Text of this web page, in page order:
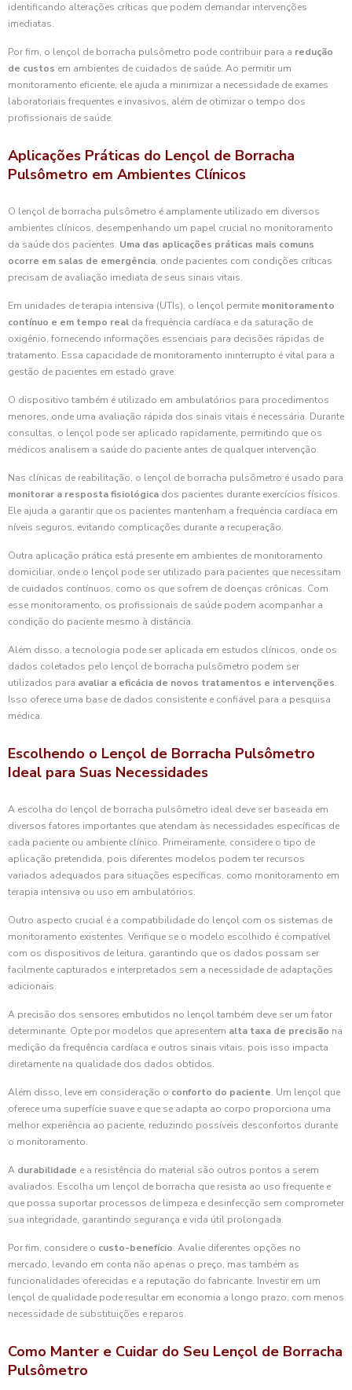
identificando alterações críticas que podem demandar intervenções
imediatas.
Por fim, o lençol de borracha pulsômetro pode contribuir para a redução
de custos em ambientes de cuidados de saúde. Ao permitir um
monitoramento eficiente, ele ajuda a minimizar a necessidade de exames
laboratoriais frequentes e invasivos, além de otimizar o tempo dos
profissionais de saúde.
Aplicações Práticas do Lençol de Borracha
Pulsômetro em Ambientes Clínicos
O lençol de borracha pulsômetro é amplamente utilizado em diversos
ambientes clínicos, desempenhando um papel crucial no monitoramento
da saúde dos pacientes. Uma das aplicações práticas mais comuns
ocorre em salas de emergência, onde pacientes com condições críticas
precisam de avaliação imediata de seus sinais vitais.
Em unidades de terapia intensiva (UTIs), o lençol permite monitoramento
contínuo e em tempo real da frequência cardíaca e da saturação de
oxigênio, fornecendo informações essenciais para decisões rápidas de
tratamento. Essa capacidade de monitoramento ininterrupto é vital para a
gestão de pacientes em estado grave.
O dispositivo também é utilizado em ambulatórios para procedimentos
menores, onde uma avaliação rápida dos sinais vitais é necessária. Durante
consultas, o lençol pode ser aplicado rapidamente, permitindo que os
médicos analisem a saúde do paciente antes de qualquer intervenção.
Nas clínicas de reabilitação, o lençol de borracha pulsômetro é usado para
monitorar a resposta fisiológica dos pacientes durante exercícios físicos.
Ele ajuda a garantir que os pacientes mantenham a frequência cardíaca em
níveis seguros, evitando complicações durante a recuperação.
Outra aplicação prática está presente em ambientes de monitoramento
domiciliar, onde o lençol pode ser utilizado para pacientes que necessitam
de cuidados contínuos, como os que sofrem de doenças crônicas. Com
esse monitoramento, os profissionais de saúde podem acompanhar a
condição do paciente mesmo à distância.
Além disso, a tecnologia pode ser aplicada em estudos clínicos, onde os
dados coletados pelo lençol de borracha pulsômetro podem ser
utilizados para avaliar a eficácia de novos tratamentos e intervenções.
Isso oferece uma base de dados consistente e confiável para a pesquisa
médica.
Escolhendo o Lençol de Borracha Pulsômetro
Ideal para Suas Necessidades
A escolha do lençol de borracha pulsômetro ideal deve ser baseada em
diversos fatores importantes que atendam às necessidades específicas de
cada paciente ou ambiente clínico. Primeiramente, considere o tipo de
aplicação pretendida, pois diferentes modelos podem ter recursos
variados adequados para situações específicas, como monitoramento em
terapia intensiva ou uso em ambulatórios.
Outro aspecto crucial é a compatibilidade do lençol com os sistemas de
monitoramento existentes. Verifique se o modelo escolhido é compatível
com os dispositivos de leitura, garantindo que os dados possam ser
facilmente capturados e interpretados sem a necessidade de adaptações
adicionais.
A precisão dos sensores embutidos no lençol também deve ser um fator
determinante. Opte por modelos que apresentem alta taxa de precisão na
medição da frequência cardíaca e outros sinais vitais, pois isso impacta
diretamente na qualidade dos dados obtidos.
Além disso, leve em consideração o conforto do paciente. Um lençol que
oferece uma superfície suave e que se adapta ao corpo proporciona uma
melhor experiência ao paciente, reduzindo possíveis desconfortos durante
o monitoramento.
A durabilidade e a resistência do material são outros pontos a serem
avaliados. Escolha um lençol de borracha que resista ao uso frequente e
que possa suportar processos de limpeza e desinfecção sem comprometer
sua integridade, garantindo segurança e vida útil prolongada.
Por fim, considere o custo-benefício. Avalie diferentes opções no
mercado, levando em conta não apenas o preço, mas também as
funcionalidades oferecidas e a reputação do fabricante. Investir em um
lençol de qualidade pode resultar em economia a longo prazo, com menos
necessidade de substituições e reparos.
Como Manter e Cuidar do Seu Lençol de Borracha
Pulsômetro